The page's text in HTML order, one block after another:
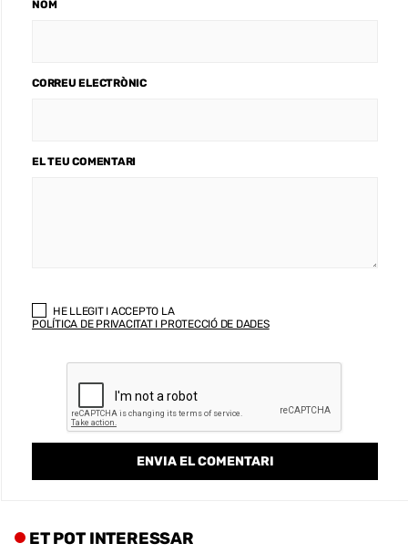
NOM
CORREU ELECTRÒNIC
EL TEU COMENTARI
HE LLEGIT I ACCEPTO LA
POLÍTICA DE PRIVACITAT I PROTECCIÓ DE DADES
ET POT INTERESSAR